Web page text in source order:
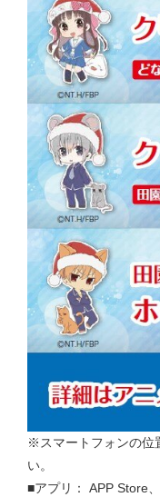
※スマートフォンの位
い。
■アプリ： APP Store